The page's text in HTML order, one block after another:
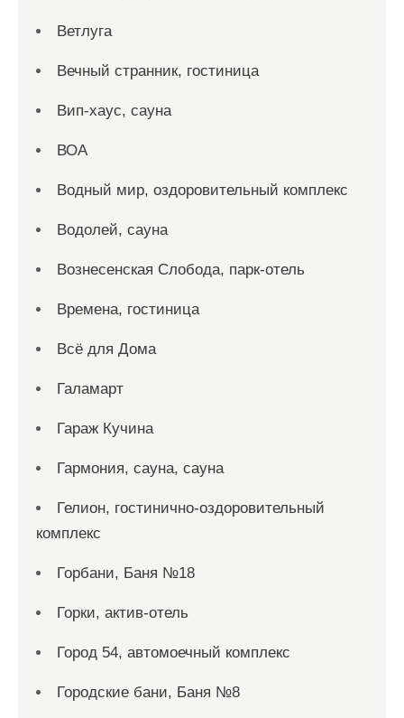
Ветлуга
Вечный странник, гостиница
Вип-хаус, сауна
ВОА
Водный мир, оздоровительный комплекс
Водолей, сауна
Вознесенская Слобода, парк-отель
Времена, гостиница
Всё для Дома
Галамарт
Гараж Кучина
Гармония, сауна, сауна
Гелион, гостинично-оздоровительный
комплекс
Горбани, Баня №18
Горки, актив-отель
Город 54, автомоечный комплекс
Городские бани, Баня №8